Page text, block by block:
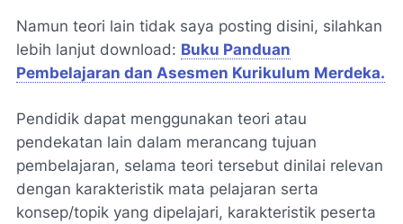
Namun teori lain tidak saya posting disini, silahkan
lebih lanjut download: Buku Panduan
Pembelajaran dan Asesmen Kurikulum Merdeka.
Pendidik dapat menggunakan teori atau
pendekatan lain dalam merancang tujuan
pembelajaran, selama teori tersebut dinilai relevan
dengan karakteristik mata pelajaran serta
konsep/topik yang dipelajari, karakteristik peserta